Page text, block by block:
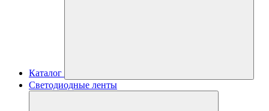
Каталог
Светодиодные ленты